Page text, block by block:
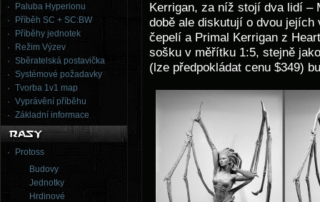
Paluba Hyperionu
Příběh SC + SC:BW
Příběhy jednotek
Režim Výzev
Sběratelská postavička
Systémové požadavky
Tvorba 1v1 map
Vyprávění příběhu
Základní informace
Protoss
Budovy
Jednotky
Hrdinové
Kerrigan, za níž stojí dva lidí –
době ale diskutují o dvou
čepelí a Primal Kerrigan z
sošku v měřítku 1:5, stejně
(lze předpokládat cenu $349)